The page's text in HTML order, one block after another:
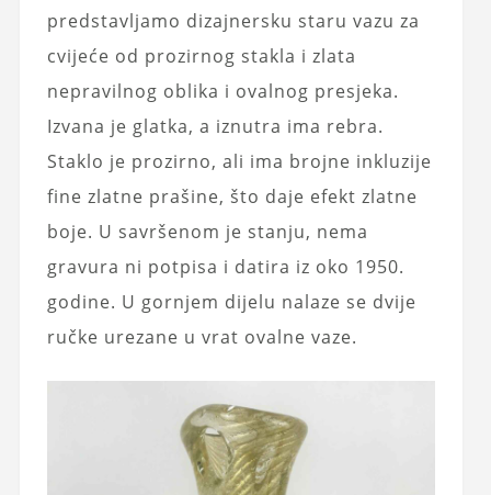
predstavljamo dizajnersku staru vazu za
cvijeće od prozirnog stakla i zlata
nepravilnog oblika i ovalnog presjeka.
Izvana je glatka, a iznutra ima rebra.
Staklo je prozirno, ali ima brojne inkluzije
fine zlatne prašine, što daje efekt zlatne
boje. U savršenom je stanju, nema
gravura ni potpisa i datira iz oko 1950.
godine. U gornjem dijelu nalaze se dvije
ručke urezane u vrat ovalne vaze.